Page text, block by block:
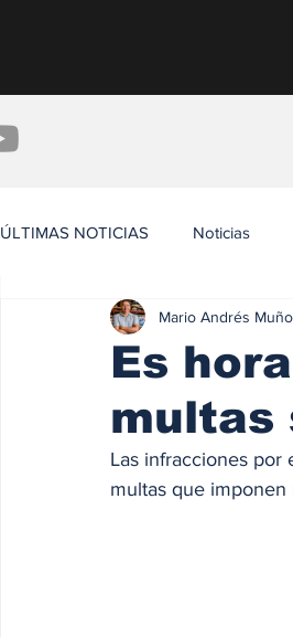
ÚLTIMAS NOTICIAS Noticias
Es
multas
Mario Andrés
Las infracciones por
multas que imponen